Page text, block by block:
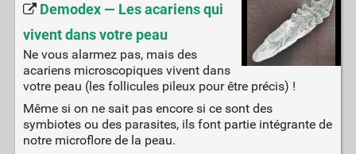
Demodex — Les acariens qui
vivent dans votre peau
Ne vous alarmez pas, mais des
acariens microscopiques vivent dans
votre peau (les follicules pileux pour être précis) !
Même si on ne sait pas encore si ce sont des
symbiotes ou des parasites, ils font partie intégrante de
notre microflore de la peau.